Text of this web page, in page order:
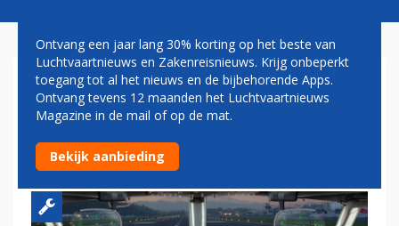
BOEING ERKENT FOUTEN IN
VLUCHTSIMULATIESOFTWARE
737 MAX
Ontvang een jaar lang 30% korting op het beste van
Luchtvaartnieuws en Zakenreisnieuws. Krijg onbeperkt
toegang tot al het nieuws en de bijbehorende Apps.
Ontvang tevens 12 maanden het Luchtvaartnieuws
Magazine in de mail of op de mat.
Bekijk aanbieding